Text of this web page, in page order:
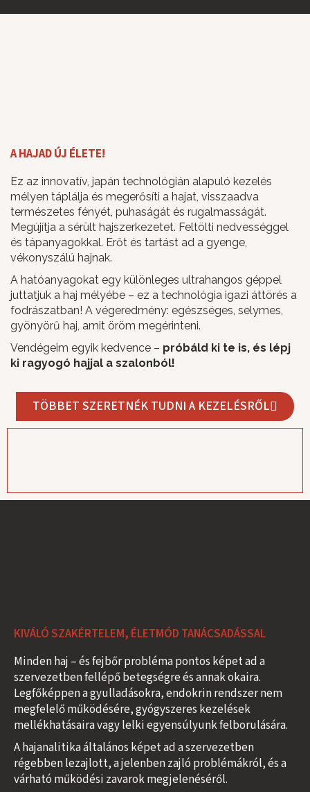
A HAJAD ÚJ ÉLETE!
Ez az innovatív, japán technológián alapuló kezelés
mélyen táplálja és megerősíti a hajat, visszaadva
természetes fényét, puhaságát és rugalmasságát.
Megújítja a sérült hajszerkezetet. Feltölti nedvességgel
és tápanyagokkal. Erőt és tartást ad a gyenge,
vékonyszálú hajnak.
A hatóanyagokat egy különleges ultrahangos géppel
juttatjuk a haj mélyébe – ez a technológia igazi áttörés a
fodrászatban! A végeredmény: egészséges, selymes,
gyönyörű haj, amit öröm megérinteni.
Vendégeim egyik kedvence – próbáld ki te is, és lépj
ki ragyogó hajjal a szalonból!
TÖBBET SZERETNÉK TUDNI A KEZELÉSRŐL
KIVÁLÓ SZAKÉRTELEM, ÉLETMÓD TANÁCSADÁSSAL
Minden haj – és fejbőr probléma pontos képet ad a
szervezetben fellépő betegségre és annak okaira.
Legfőképpen a gyulladásokra, endokrin rendszer nem
megfelelő működésére, gyógyszeres kezelések
mellékhatásaira vagy lelki egyensúlyunk felborulására.
A hajanalitika általános képet ad a szervezetben
régebben lezajlott, a jelenben zajló problémákról, és a
várható működési zavarok megjelenéséről.